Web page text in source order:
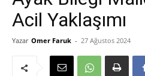
Acil Yaklaşımı
Yazar Omer Faruk - 27 Ağustos 2024